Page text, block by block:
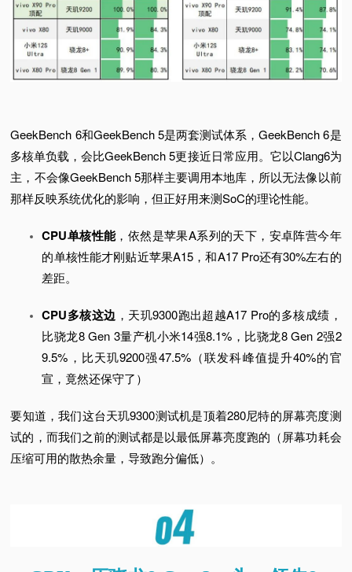
GeekBench 6和GeekBench 5是两套测试体系，GeekBench 6是
多核单负载，会比GeekBench 5更接近日常应用。 它以Clang6为
主，不会像GeekBench 5那样主要调用本地库，所以无法像以前
那样反映系统优化的影响，但正好用来测SoC的理论性能。
CPU单核性能，依然是苹果A系列的天下，安卓阵营今年
的单核性能才刚贴近苹果A15，和A17 Pro还有30%左右的
差距。
CPU多核这边 ，天玑9300跑出超越A17 Pro的多核成绩，
比骁龙8 Gen 3量产机小米14强8.1%，比骁龙8 Gen 2强2
9.5%，比天玑9200强47.5%（联发科峰值提升40%的官
宣，竟然还保守了）
要知道，我们这台天玑9300测试机是顶着280尼特的屏幕亮度测
试的，而我们之前的测试都是以最低屏幕亮度跑的 （屏幕功耗会
压缩可用的散热余量，导致跑分偏低） 。